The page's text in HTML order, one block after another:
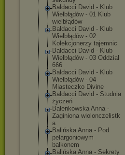
Baldacci David - Klub
Wielbłądów - 01 Klub
wielbłądów
Baldacci David - Klub
Wielbłądów - 02
Kolekcjonerzy tajemnic
Baldacci David - Klub
Wielbłądów - 03 Oddział
666
Baldacci David - Klub
Wielbłądów - 04
Miasteczko Divine
Baldacci David - Studnia
życzeń
Bałenkowska Anna -
Zaginiona wiolonczelistk
a
Balińska Anna - Pod
pelargoniowym
balkonem
Balińska Anna - Sekrety